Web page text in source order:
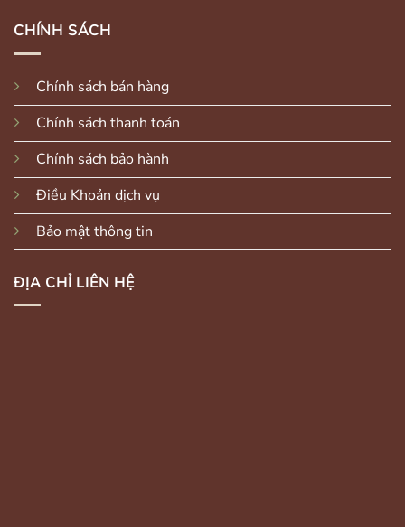
CHÍNH SÁCH
Chính sách bán hàng
Chính sách thanh toán
Chính sách bảo hành
Điều Khoản dịch vụ
Bảo mật thông tin
ĐỊA CHỈ LIÊN HỆ